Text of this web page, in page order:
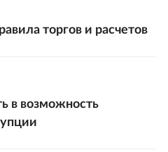
торгов и расчетов
в возможность